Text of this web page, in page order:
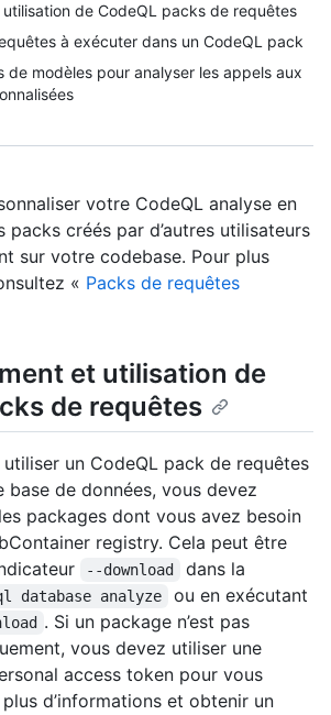
de CodeQL packs de requêtes
à exécuter dans un CodeQL pack
de modèles pour analyser les appels aux
votre CodeQL analyse en
packs créés par d’autres utilisateurs
sur votre codebase. Pour plus
« Packs de requêtes
et utilisation de
de requêtes
un CodeQL pack de requêtes
base de données, vous devez
packages dont vous avez besoin
registry. Cela peut être
--download
dans la
database analyze ou en exécutant
. Si un package n’est pas
vous devez utiliser une
access token pour vous
d’informations et obtenir un